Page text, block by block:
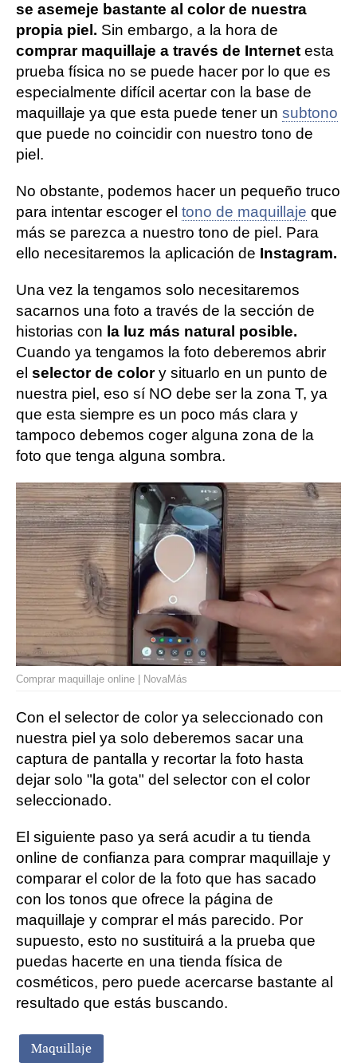
se asemeje bastante al color de nuestra
propia piel. Sin embargo, a la hora de
comprar maquillaje a través de Internet esta
prueba física no se puede hacer por lo que es
especialmente difícil acertar con la base de
maquillaje ya que esta puede tener un subtono
que puede no coincidir con nuestro tono de
piel.
No obstante, podemos hacer un pequeño truco
para intentar escoger el tono de maquillaje que
más se parezca a nuestro tono de piel. Para
ello necesitaremos la aplicación de Instagram.
Una vez la tengamos solo necesitaremos
sacarnos una foto a través de la sección de
historias con la luz más natural posible.
Cuando ya tengamos la foto deberemos abrir
el selector de colory situarlo en un punto de
nuestra piel, eso sí NO debe ser la zona T, ya
que esta siempre es un poco más clara y
tampoco debemos coger alguna zona de la
foto que tenga alguna sombra.
Comprar maquillaje online | NovaMás
Con el selector de color ya seleccionado con
nuestra piel ya solo deberemos sacar una
captura de pantalla y recortar la foto hasta
dejar solo "la gota" del selector con el color
seleccionado.
El siguiente paso ya será acudir a tu tienda
online de confianza para comprar maquillaje y
comparar el color de la foto que has sacado
con los tonos que ofrece la página de
maquillaje y comprar el más parecido. Por
supuesto, esto no sustituirá a la prueba que
puedas hacerte en una tienda física de
cosméticos, pero puede acercarse bastante al
resultado que estás buscando.
Maquillaje